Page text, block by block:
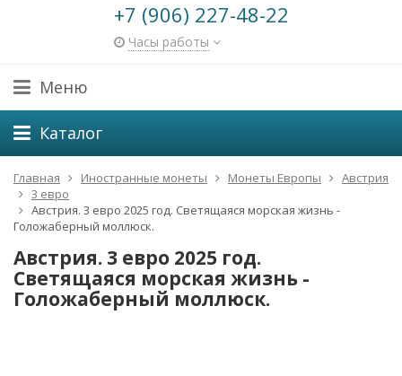
+7 (906) 227-48-22
Часы работы
Меню
Каталог
Главная Иностранные монеты Монеты Европы
Австрия
3 евро
Австрия. 3 евро 2025 год. Светящаяся морская жизнь -
Голожаберный моллюск.
Австрия. 3 евро 2025 год.
Светящаяся морская жизнь -
Голожаберный моллюск.